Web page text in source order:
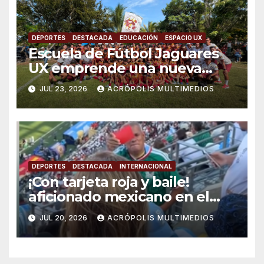
DEPORTES DESTACADA EDUCACIÓN ESPACIO UX
Escuela de Fútbol Jaguares
UX emprende una nueva
aventura en la Copa del Mar
2026
JUL 23, 2026 ACRÓPOLIS MULTIMEDIOS
DEPORTES DESTACADA INTERNACIONAL
¡Con tarjeta roja y baile!
aficionado mexicano en el
mundial 2026 se viraliza
JUL 20, 2026 ACRÓPOLIS MULTIMEDIOS